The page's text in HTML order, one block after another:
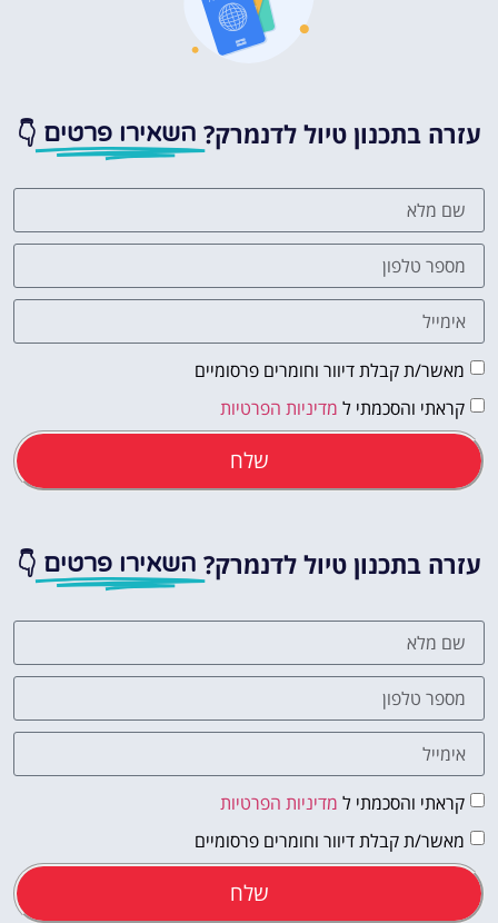
עזרה בתכנון טיול לדנמרק? השאירו פרטים 👇
מאשר/ת קבלת דיוור וחומרים פרסומיים
קראתי והסכמתי ל מדיניות הפרטיות
שלח
עזרה בתכנון טיול לדנמרק? השאירו פרטים 👇
קראתי והסכמתי ל מדיניות הפרטיות
מאשר/ת קבלת דיוור וחומרים פרסומיים
שלח